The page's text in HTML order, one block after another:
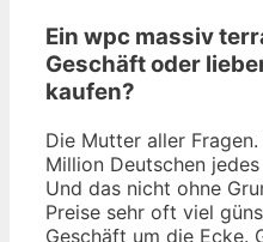
Ein wpc massiv
Geschäft oder
kaufen?
Die Mutter aller
Million Deutschen
Und das nicht ohne
Preise sehr oft viel
Geschäft um die Ecke.